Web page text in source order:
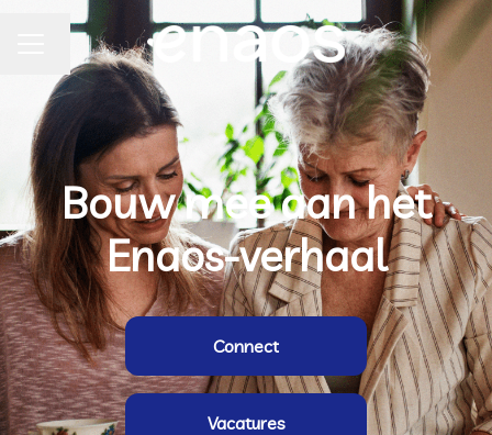
Carrièremenu
Taal wijzigen
Bouw mee aan het
Enaos-verhaal
Connect
Vacatures